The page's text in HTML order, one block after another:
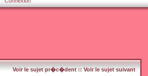
Voir le sujet pr�c�dent::Voir le sujet suivant